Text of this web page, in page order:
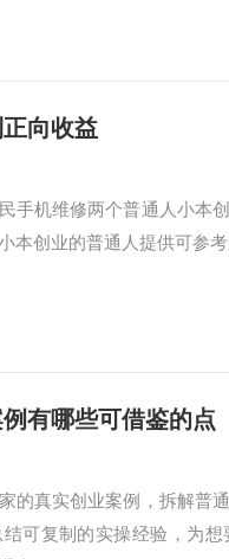
向收益
手机维修两个普通人小本
本创业的普通人提供可参
有哪些可借鉴的点
的真实创业案例，拆解普
可复制的实操经验，为